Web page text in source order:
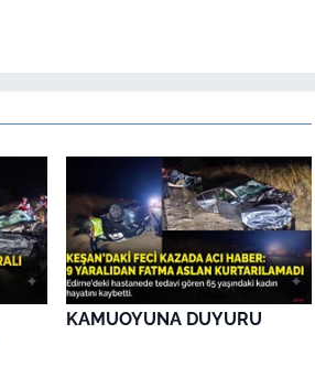
KAMUOYUNA DUYURU